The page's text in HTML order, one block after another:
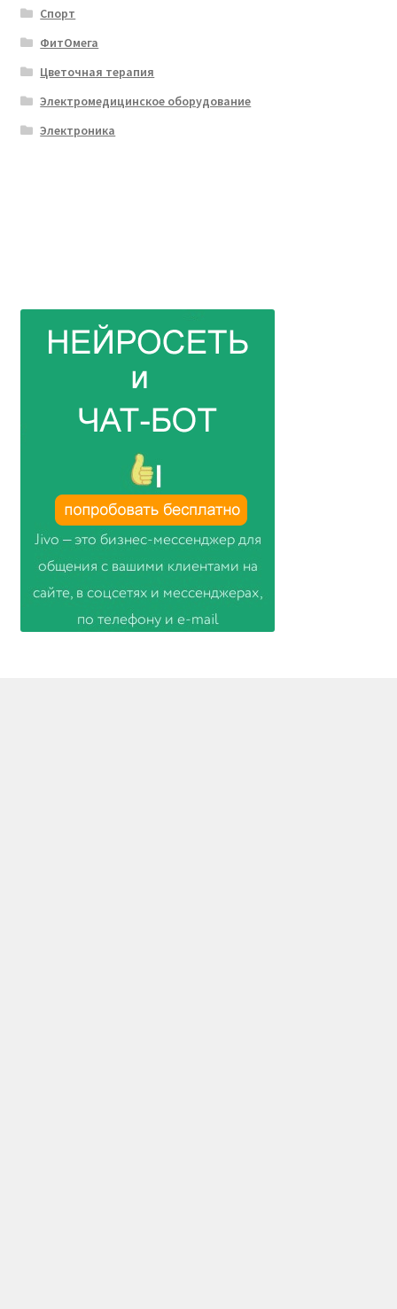
Спорт
ФитОмега
Цветочная терапия
Электромедицинское оборудование
Электроника